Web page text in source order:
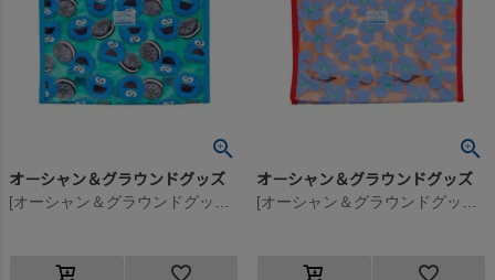
オーシャン＆グラウンドグッズ オーシャン＆グラウンドグッズ